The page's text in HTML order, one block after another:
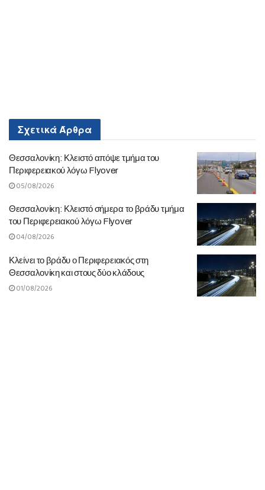
ΣχετικάΆρθρα
Θεσσαλονίκη: Κλειστό απόψε τμήμα του
Περιφερειακού λόγω Flyover
05/08/2026
Θεσσαλονίκη: Κλειστό σήμερα το βράδυ τμήμα
του Περιφερειακού λόγω Flyover
04/08/2026
Κλείνει το βράδυ ο Περιφερειακός στη
Θεσσαλονίκη και στους δύο κλάδους
01/08/2026